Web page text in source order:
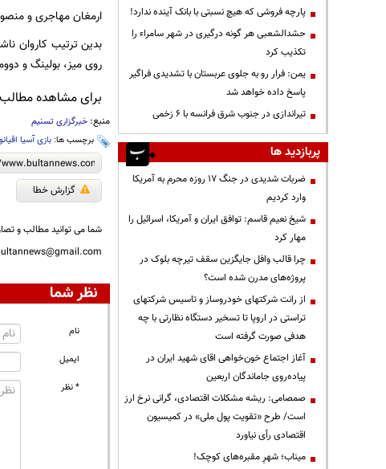
ارمغان مهاجری و
روی میز، بولینگ و
برای مشاهده مطالب
منبع: خبرگزاری تسنیم
برچسب ها: بازی آسیا
گزارش خطا
شما می توانید مطالب و
نظر شما
نام
ایمیل
* نظر
پارچه فروشی که هیچ نسبتی با بانک آینده ندارد!
حشدالشعبی هر گونه درگیری در شهر سامراء را
تکذیب کرد
یمن: فرار رو به جلوی عربستان با تشدیدی فراگیر
پاسخ داده خواهد شد
تیراندازی در جنوب شرق فرانسه با ۶ زخمی
پربازدید ها
ضربات شدیدی در جنگ ۱۷ روزه محرم به آمریکا
وارد کردیم
شیخ نعیم قاسم: توافق ایران و آمریکا، اسرائیل را
مهار کرد
چرا قالب وافل جایگزین سقف تیرچه بلوک در
پروژه‌های مدرن شده است؟
از رانت‌ شرکتهای خودروساز و تاسیس شرکتهای
تراستی در اروپا تا تسخیر دستگاه نظارتی با چه
هدفی صورت گرفته است
آغاز اجتماع خون‌خواهی اقای شهید ایران در
پیاده‌روی جاماندگان اربعین
صمصامی: ریشه مشکلات اقتصادی، گرانی نرخ ارز
است/ طرح «تقویت پول ملی» در کمیسیون
اقتصادی رأی نیاورد
میناب؛ شهرِ مقبره‌های کوچک!